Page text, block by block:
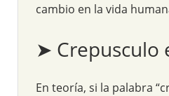
cambio en la vida
➤ Crepusculo
En teoría, si la palabra